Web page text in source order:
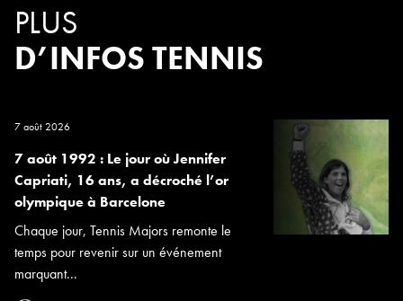
PLUS
D’INFOS TENNIS
7 août 2026
7 août 1992 : Le jour où Jennifer
Capriati, 16 ans, a décroché l’or
olympique à Barcelone
Chaque jour, Tennis Majors remonte le
temps pour revenir sur un événement
marquant...